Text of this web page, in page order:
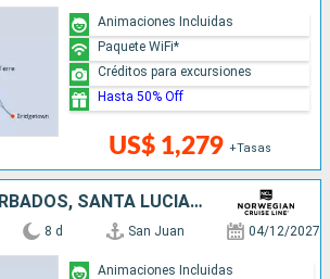
US$ 1,279 +Tasas
Animaciones Incluidas
Paquete WiFi*
Créditos para excursiones
Hasta 50% Off
PUERTO RICO, BARBADOS, SANTA LUCIA, SAN MARTÍN
8 d San Juan 04/12/2027
Animaciones Incluidas